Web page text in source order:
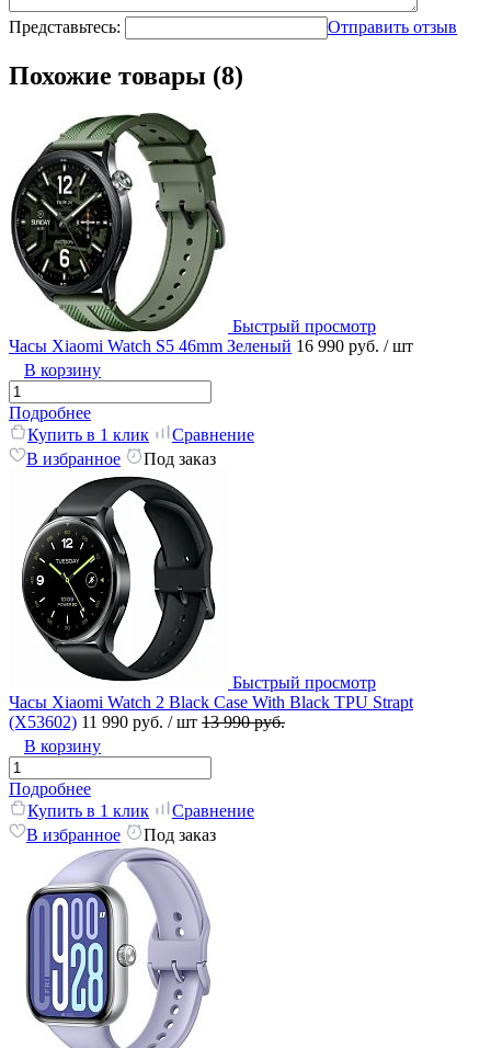
Представьтесь: Отправить отзыв
Похожие товары (8)
Быстрый просмотр
Часы Xiaomi Watch S5 46mm Зеленый 16 990 руб. / шт
В корзину
Подробнее
Купить в 1 клик
Сравнение
В избранное
Под заказ
Быстрый просмотр
Часы Xiaomi Watch 2 Black Case With Black TPU Strapt
(X53602) 11 990 руб. / шт 13 990 руб.
В корзину
Подробнее
Купить в 1 клик
Сравнение
В избранное
Под заказ